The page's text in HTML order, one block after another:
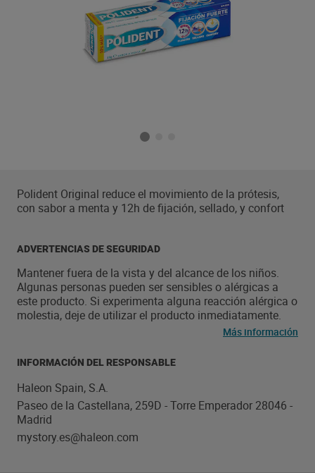
Polident Original reduce el movimiento de la prótesis,
con sabor a menta y 12h de fijación, sellado, y confort
ADVERTENCIAS DE SEGURIDAD
Mantener fuera de la vista y del alcance de los niños.
Algunas personas pueden ser sensibles o alérgicas a
este producto. Si experimenta alguna reacción alérgica o
molestia, deje de utilizar el producto inmediatamente.
Otros efectos secundarios como irritaciones orales y
pueden ocurrir. Puede suceder que se traguen pequeñas
indicada. Esto no es dañino. Una prótesismal ajustada
puede afectar a su salud. Visite a su dentista con
regularidad para comprobar el ajuste de su prótesis.
Más información
INFORMACIÓN DEL RESPONSABLE
Haleon Spain, S.A.
Paseo de la Castellana, 259D - Torre Emperador 28046 -
Madrid
mystory.es@haleon.com